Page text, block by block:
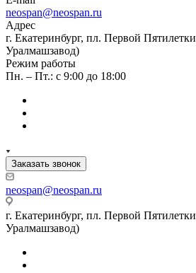
neospan@neospan.ru
Адрес
г. Екатеринбург, пл. Первой
Уралмашзавод)
Режим работы
Пн. – Пт.: с 9:00 до 18:00
Заказать звонок
neospan@neospan.ru
г. Екатеринбург, пл. Первой
Уралмашзавод)